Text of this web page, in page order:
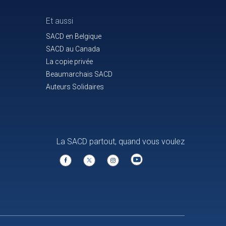
Et aussi
SACD en Belgique
SACD au Canada
La copie privée
Beaumarchais SACD
Auteurs Solidaires
La SACD partout, quand vous voulez